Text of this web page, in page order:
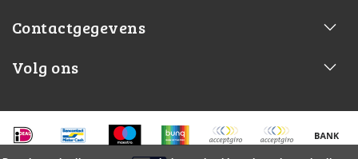
Contactgegevens
Volg ons